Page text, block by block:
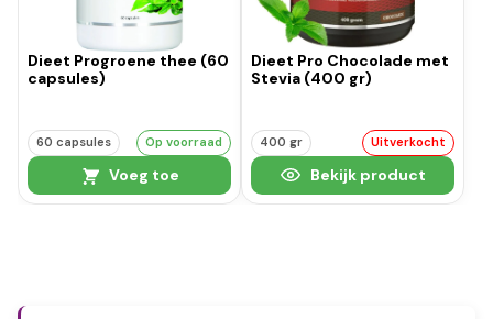
Dieet Progroene thee (60
capsules)
60 capsules Op voorraad
Voeg toe
Dieet Pro Chocolade met
Stevia (400 gr)
400 gr Uitverkocht
Bekijk product